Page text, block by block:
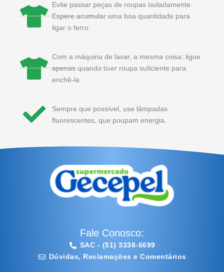
Evite passar peças de roupas isoladamente.
Espere acumular uma boa quantidade para
ligar o ferro.
Com a máquina de lavar, a mesma coisa: ligue
apenas quando tiver roupa suficiente para
enchê-la.
Sempre que possível, use lâmpadas
fluorescentes, que poupam energia.
Fale Conosco:
SAC - (51) 3338-6699
Dúvidas, Reclamações e Comentários